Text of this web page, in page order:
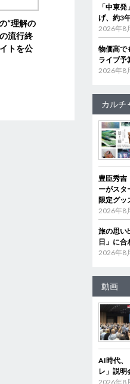
“理解の
流行終
トを公
「中東
げ、約3
2026年8
物価高で
ライブ予
2026年8
カルチ
豊臣秀吉
ーがス
限定グッ
2026年8
旅の思い
日」に合
2026年8
動画
AI時代、
レ」説明
2026年8